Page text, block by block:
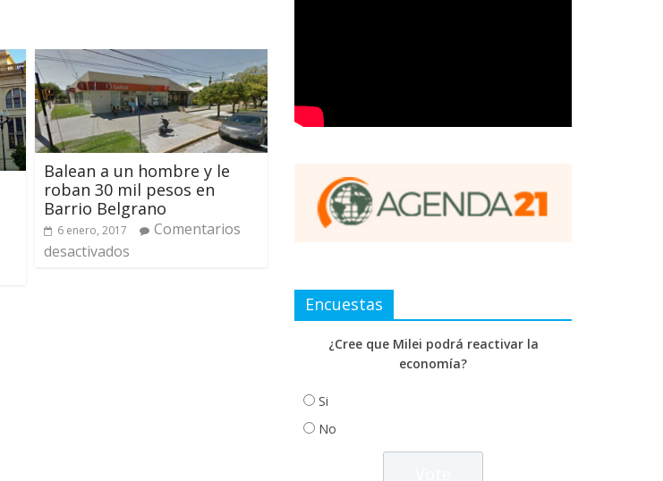
Balean a un hombre y le
roban 30 mil pesos en
Barrio Belgrano
6 enero, 2017
Comentarios
desactivados
Encuestas
¿Cree que Milei podrá reactivar la
economía?
Si
No